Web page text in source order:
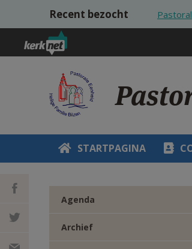
Overslaan en naar de inhoud gaan
Recent bezocht
STARTPAGINA
DEEL OP
Agenda
Archief